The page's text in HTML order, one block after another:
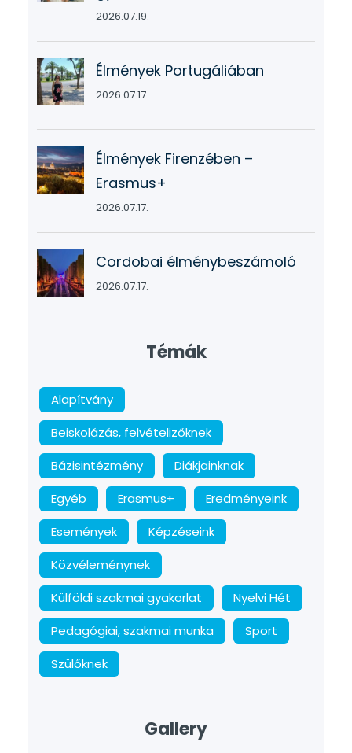
2026.07.19.
Élmények Portugáliában
2026.07.17.
Élmények Firenzében –
Erasmus+
2026.07.17.
Cordobai élménybeszámoló
2026.07.17.
Témák
Alapítvány
Beiskolázás, felvételizőknek
Bázisintézmény
Diákjainknak
Egyéb
Erasmus+
Eredményeink
Események
Képzéseink
Közvéleménynek
Külföldi szakmai gyakorlat
Nyelvi Hét
Pedagógiai, szakmai munka
Sport
Szülőknek
Gallery